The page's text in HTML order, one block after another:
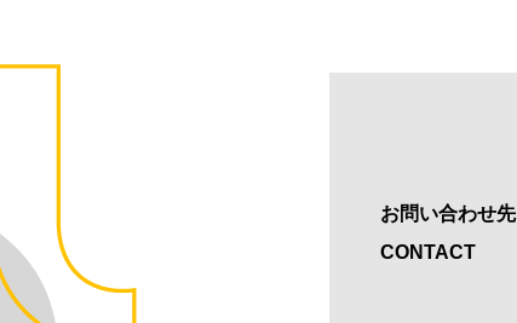
お問い合わせ先
CONTACT